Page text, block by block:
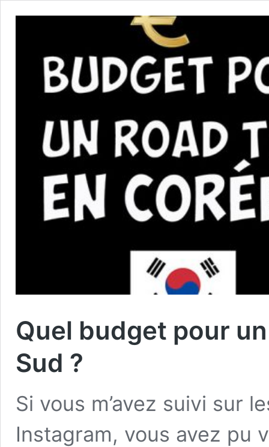
Quel budget pour
Sud ?
Si vous m’avez suivi sur
Instagram, vous avez pu